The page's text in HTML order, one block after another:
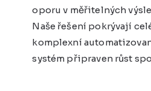
oporu v měřitelných
Naše řešení pokrývají
komplexní
systém připraven růst